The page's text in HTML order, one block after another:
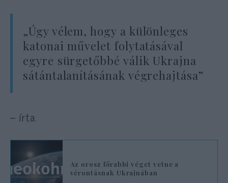
„Úgy vélem, hogy a különleges
katonai művelet folytatásával
egyre sürgetőbbé válik Ukrajna
sátántalanításának végrehajtása”
– írta.
Az orosz főrabbi véget vetne a
vérontásnak Ukrajnában